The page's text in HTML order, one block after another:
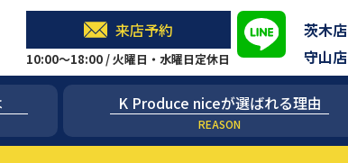
来店予約
10:00～18:00 / 火曜日・水曜日定休日
茨木店
守山店
K Produce niceが選ばれる理由
REASON